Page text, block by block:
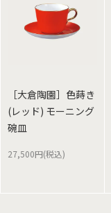
［大倉陶園］色蒔き
(レッド) モーニング
碗皿
27,500円(税込)